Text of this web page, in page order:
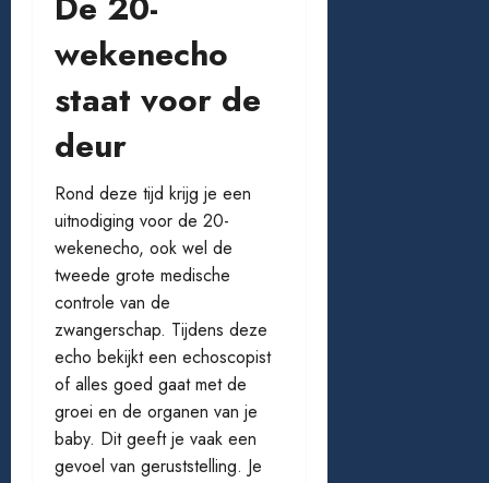
wekenecho
staat voor de
deur
Rond deze tijd krijg je een
uitnodiging voor de 20-
wekenecho, ook wel de
tweede grote medische
controle van de
zwangerschap. Tijdens deze
echo bekijkt een echoscopist
of alles goed gaat met de
groei en de organen van je
baby. Dit geeft je vaak een
gevoel van geruststelling. Je